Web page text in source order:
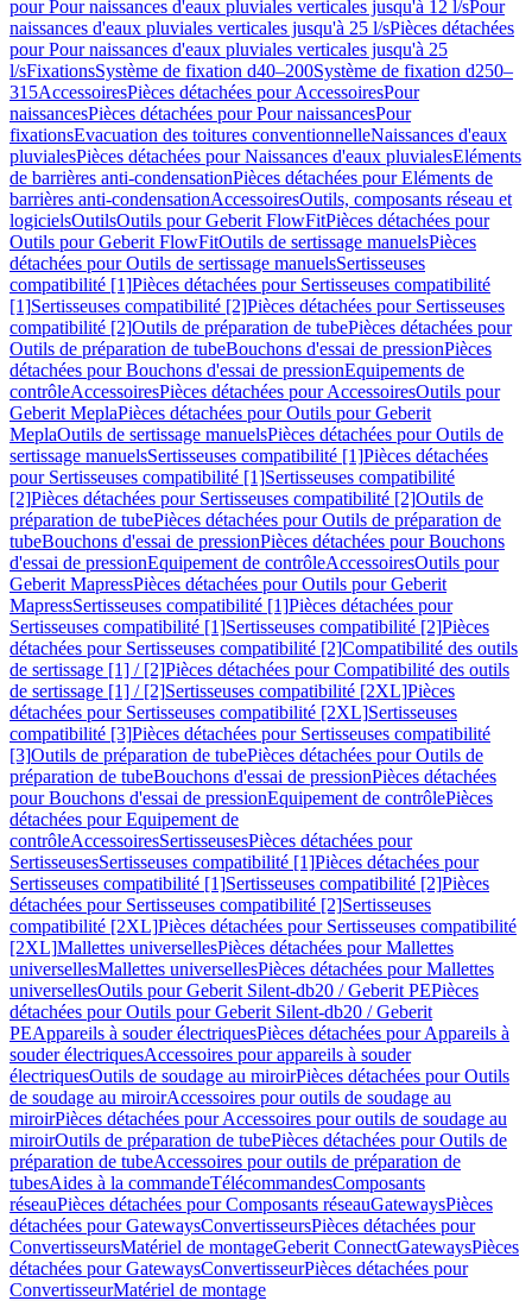
pour Pour naissances d'eaux pluviales verticales jusqu'à 12 l/sPour
naissances d'eaux pluviales verticales jusqu'à 25 l/sPièces détachées
pour Pour naissances d'eaux pluviales verticales jusqu'à 25
l/sFixationsSystème de fixation d40–200Système de fixation d250–
315AccessoiresPièces détachées pour AccessoiresPour
naissancesPièces détachées pour Pour naissancesPour
fixationsEvacuation des toitures conventionnelleNaissances d'eaux
pluvialesPièces détachées pour Naissances d'eaux pluvialesEléments
de barrières anti-condensationPièces détachées pour Eléments de
barrières anti-condensationAccessoiresOutils, composants réseau et
logicielsOutilsOutils pour Geberit FlowFitPièces détachées pour
Outils pour Geberit FlowFitOutils de sertissage manuelsPièces
détachées pour Outils de sertissage manuelsSertisseuses
compatibilité [1]Pièces détachées pour Sertisseuses compatibilité
[1]Sertisseuses compatibilité [2]Pièces détachées pour Sertisseuses
compatibilité [2]Outils de préparation de tubePièces détachées pour
Outils de préparation de tubeBouchons d'essai de pressionPièces
détachées pour Bouchons d'essai de pressionEquipements de
contrôleAccessoiresPièces détachées pour AccessoiresOutils pour
Geberit MeplaPièces détachées pour Outils pour Geberit
MeplaOutils de sertissage manuelsPièces détachées pour Outils de
sertissage manuelsSertisseuses compatibilité [1]Pièces détachées
pour Sertisseuses compatibilité [1]Sertisseuses compatibilité
[2]Pièces détachées pour Sertisseuses compatibilité [2]Outils de
préparation de tubePièces détachées pour Outils de préparation de
tubeBouchons d'essai de pressionPièces détachées pour Bouchons
d'essai de pressionEquipement de contrôleAccessoiresOutils pour
Geberit MapressPièces détachées pour Outils pour Geberit
MapressSertisseuses compatibilité [1]Pièces détachées pour
Sertisseuses compatibilité [1]Sertisseuses compatibilité [2]Pièces
détachées pour Sertisseuses compatibilité [2]Compatibilité des outils
de sertissage [1] / [2]Pièces détachées pour Compatibilité des outils
de sertissage [1] / [2]Sertisseuses compatibilité [2XL]Pièces
détachées pour Sertisseuses compatibilité [2XL]Sertisseuses
compatibilité [3]Pièces détachées pour Sertisseuses compatibilité
[3]Outils de préparation de tubePièces détachées pour Outils de
préparation de tubeBouchons d'essai de pressionPièces détachées
pour Bouchons d'essai de pressionEquipement de contrôlePièces
détachées pour Equipement de
contrôleAccessoiresSertisseusesPièces détachées pour
SertisseusesSertisseuses compatibilité [1]Pièces détachées pour
Sertisseuses compatibilité [1]Sertisseuses compatibilité [2]Pièces
détachées pour Sertisseuses compatibilité [2]Sertisseuses
compatibilité [2XL]Pièces détachées pour Sertisseuses compatibilité
[2XL]Mallettes universellesPièces détachées pour Mallettes
universellesMallettes universellesPièces détachées pour Mallettes
universellesOutils pour Geberit Silent-db20 / Geberit PEPièces
détachées pour Outils pour Geberit Silent-db20 / Geberit
PEAppareils à souder électriquesPièces détachées pour Appareils à
souder électriquesAccessoires pour appareils à souder
électriquesOutils de soudage au miroirPièces détachées pour Outils
de soudage au miroirAccessoires pour outils de soudage au
miroirPièces détachées pour Accessoires pour outils de soudage au
miroirOutils de préparation de tubePièces détachées pour Outils de
préparation de tubeAccessoires pour outils de préparation de
tubesAides à la commandeTélécommandesComposants
réseauPièces détachées pour Composants réseauGatewaysPièces
détachées pour GatewaysConvertisseursPièces détachées pour
ConvertisseursMatériel de montageGeberit ConnectGatewaysPièces
détachées pour GatewaysConvertisseurPièces détachées pour
ConvertisseurMatériel de montage